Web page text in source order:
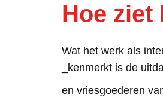
Hoe ziet
Wat het werk als
_kenmerkt is de
en vriesgoederen